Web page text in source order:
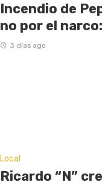
Incendio de
no por el
3 días ago
Local
Ricardo “N”